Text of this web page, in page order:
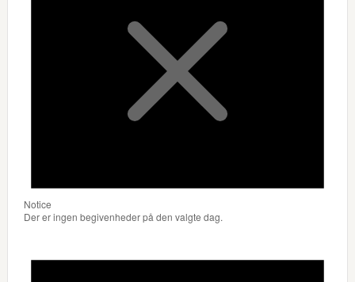
Notice
Der er ingen begivenheder på den valgte dag.